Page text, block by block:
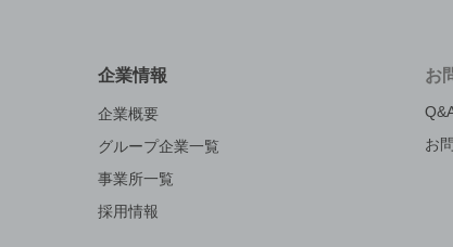
企業情報
企業概要
グループ企業一覧
事業所一覧
採用情報
お
お